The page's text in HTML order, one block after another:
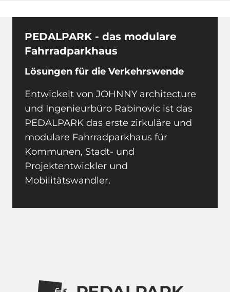
PEDALPARK - das modulare
Fahrradparkhaus
Lösungen für die Verkehrswende
Entwickelt von JOHNNY architecture
und Ingenieurbüro Rabinovic ist das
PEDALPARK das erste zirkuläre und
modulare Fahrradparkhaus für
Kommunen, Stadt- und
Projektentwickler und
Mobilitätswandler.